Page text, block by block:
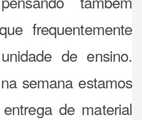
frequentemente
de ensino.
semana estamos
de material